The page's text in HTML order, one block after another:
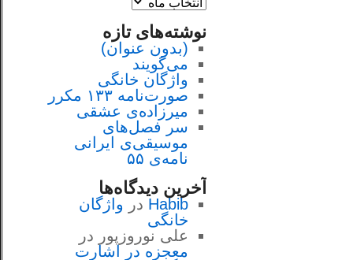
نوشته‌های تازه
(بدون عنوان)
می‌گویند
واژگان خانگی
صورت‌نامه ۱۳۳ مکرر
میرزاده‌ی عشقی
سر فصل‌هاى
موسيقى‌ی ايرانى
نامه‌ی ۵۵
آخرین دیدگاه‌ها
Habib در واژگان
خانگی
علی نوروزپور در
معجزه در اشارت